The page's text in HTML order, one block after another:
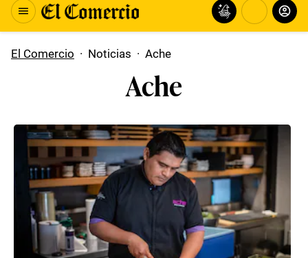
El Comercio · Noticias · Ache
Ache